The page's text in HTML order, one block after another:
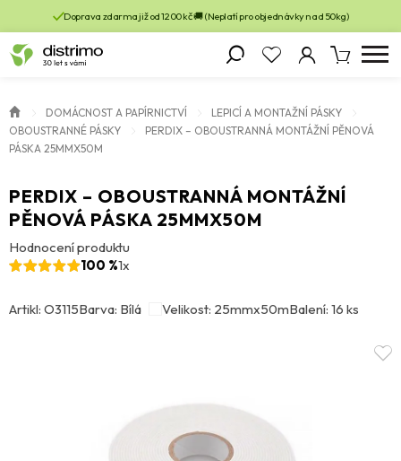
Doprava zdarma již od 1200 kč 🚚 (Neplatí pro objednávky nad 50kg)
DOMÁCNOST A PAPÍRNICTVÍ
LEPICÍ A MONTAŽNÍ PÁSKY
OBOUSTRANNÉ PÁSKY
PERDIX – OBOUSTRANNÁ MONTÁŽNÍ PĚNOVÁ
PÁSKA 25MMX50M
PERDIX – OBOUSTRANNÁ MONTÁŽNÍ
PĚNOVÁ PÁSKA 25MMX50M
Hodnocení produktu
100 %1x
Artikl: O3115Barva: Bílá Velikost: 25mmx50mBalení: 16 ks